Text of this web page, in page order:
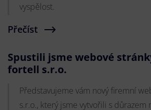
vyspělost.
Přečíst
Spustili jsme webové
fortell s.r.o.
Představujeme vám nový firemní
s.r.o., který jsme vytvořili s důrazem